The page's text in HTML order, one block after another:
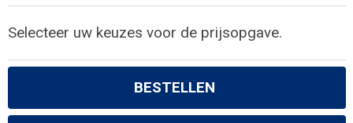
Selecteer uw keuzes voor de prijsopgave.
BESTELLEN